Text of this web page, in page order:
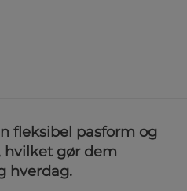
fleksibel pasform og
hvilket gør dem
hverdag.